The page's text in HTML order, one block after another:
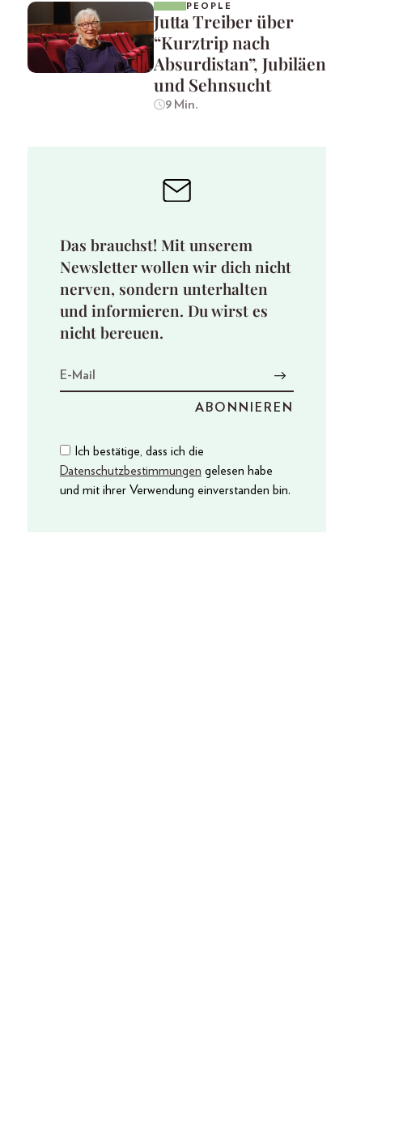
PEOPLE
Jutta Treiber über
“Kurztrip nach
Absurdistan”, Jubiläen
und Sehnsucht
9 Min.
Das brauchst! Mit unserem
Newsletter wollen wir dich nicht
nerven, sondern unterhalten
und informieren. Du wirst es
nicht bereuen.
Ich bestätige, dass ich die
Datenschutzbestimmungen gelesen habe
und mit ihrer Verwendung einverstanden bin.